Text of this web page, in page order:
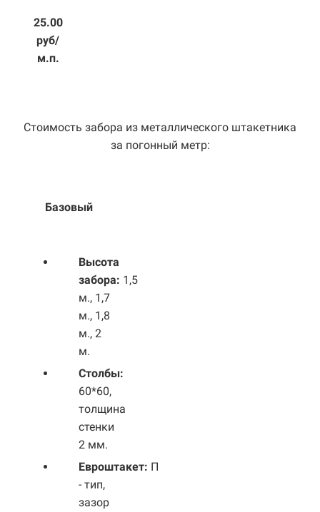
25.00
руб/
м.п.
Стоимость забора из металлического штакетника
за погонный метр:
Базовый
Высота
забора: 1,5
м., 1,7
м., 1,8
м., 2
м.
Столбы:
60*60,
толщина
стенки
2 мм.
Евроштакет: П
- тип,
зазор